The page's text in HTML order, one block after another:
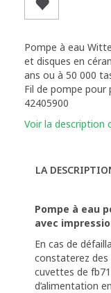
Pompe à eau
et disques en
ans ou à 50 000
Fil de pompe pour
42405900
Voir la description
LA
Pompe à eau
avec
En cas de
constaterez des
cuvettes de
d’alimentation